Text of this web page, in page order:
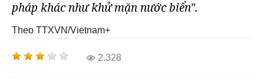
pháp khác như khử mặn nước biển".
Theo TTXVN/Vietnam+
2.328